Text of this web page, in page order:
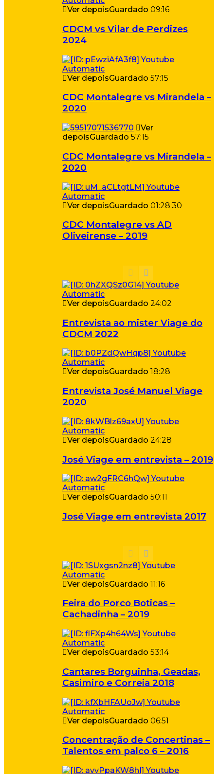
Ver depoisGuardado 09:16
CDCM vs Vilar de Perdizes
2024
Ver depoisGuardado 57:15
CDC Montalegre vs Mirandela –
2020
Ver
depoisGuardado 57:15
CDC Montalegre vs Mirandela –
2020
Ver depoisGuardado 01:28:30
CDC Montalegre vs AD
Oliveirense – 2019
Ver depoisGuardado 24:02
Entrevista ao mister Viage do
CDCM 2022
Ver depoisGuardado 18:28
Entrevista José Manuel Viage
2020
Ver depoisGuardado 24:28
José Viage em entrevista – 2019
Ver depoisGuardado 50:11
José Viage em entrevista 2017
Ver depoisGuardado 11:16
Feira do Porco Boticas –
Cachadinha – 2019
Ver depoisGuardado 53:14
Cantares Borguinha, Geadas,
Casimiro e Correia 2018
Ver depoisGuardado 06:51
Concentração de Concertinas –
Talentos em palco 6 – 2016